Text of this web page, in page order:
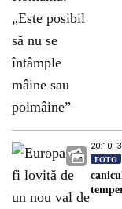
20:10,
FOTO